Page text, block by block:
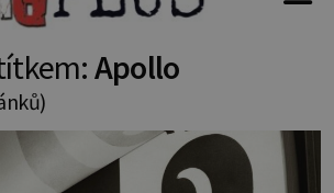
Apollo